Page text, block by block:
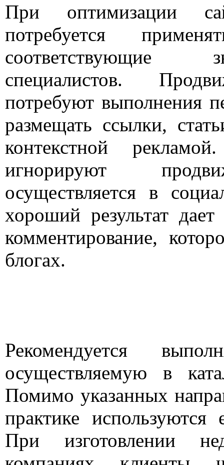
При оптимизации
потребуется
соответствующие
специалистов.
потребуют выполнения
размещать ссылки,
контекстной
игнорируют
осуществляется в
хороший результат
комментирование,
блогах.
Рекомендуется
осуществляемую в
Помимо указанных
практике
При изготовлении